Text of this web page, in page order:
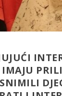
IMAJU
SNIMILI